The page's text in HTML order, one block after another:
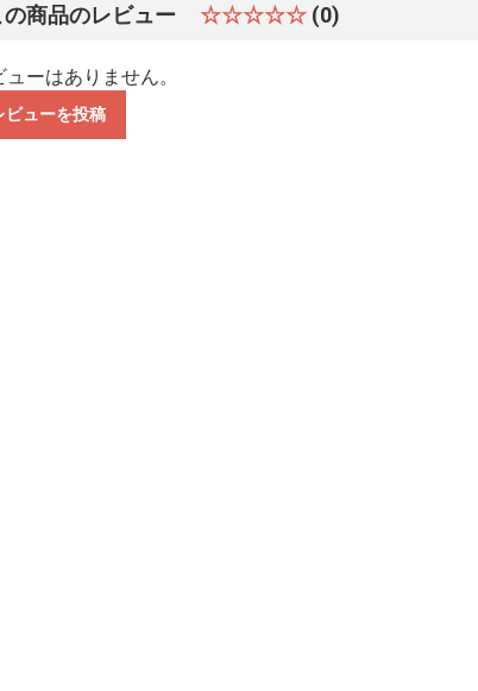
の商品のレビュー ☆☆☆☆☆ (0)
ューはありません。
ビューを投稿